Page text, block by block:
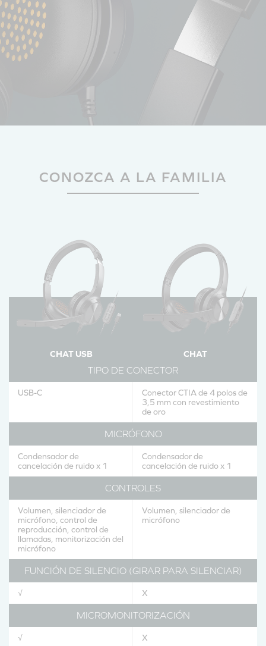
CONOZCA A LA FAMILIA
CHAT USB CHAT
TIPO DE CONECTOR
USB-C
Conector CTIA de 4 polos de
3,5 mm con revestimiento
de oro
MICRÓFONO
Condensador de
cancelación de ruido x 1
Condensador de
cancelación de ruido x 1
CONTROLES
Volumen, silenciador de
micrófono, control de
reproducción, control de
llamadas, monitorización del
micrófono
Volumen, silenciador de
micrófono
FUNCIÓN DE SILENCIO (GIRAR PARA SILENCIAR)
√ X
MICROMONITORIZACIÓN
√ X